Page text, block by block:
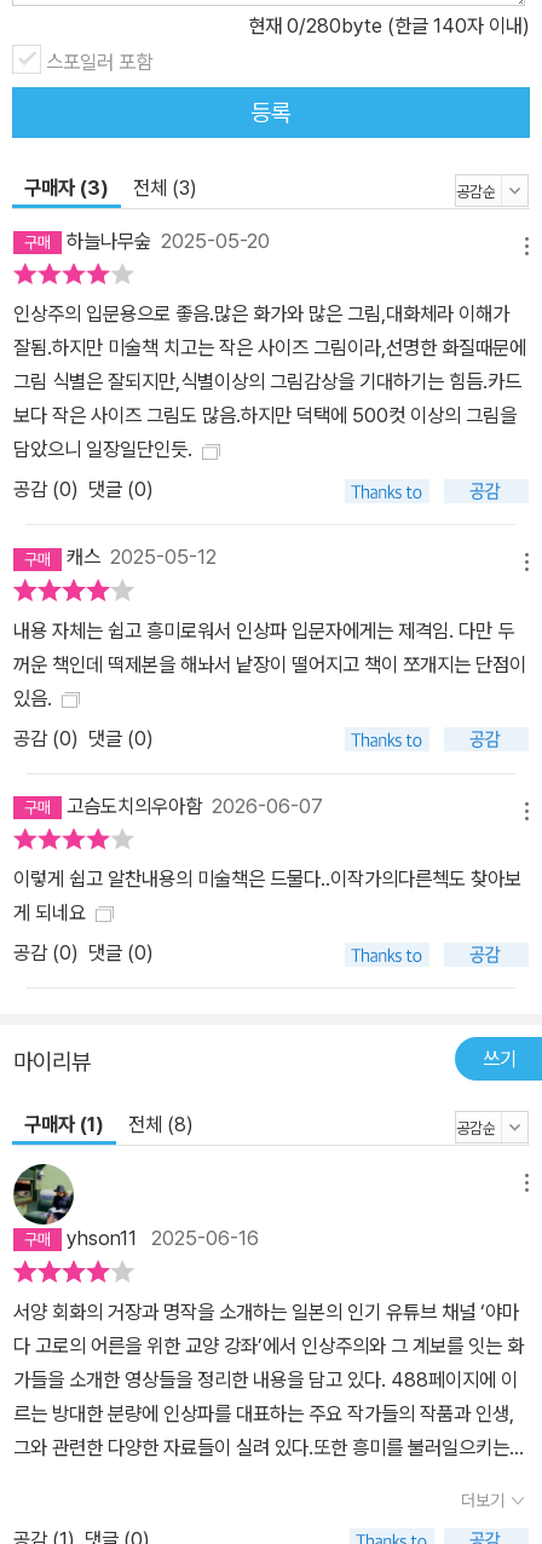
화만의 고유한 표현을 모색하는 방향으로 큰 걸음을 내디디며 20세
기 미술로 이어지는 길을 열었던 것이다. 위험하고, 에로틱하고, 위대
한 화가들의 숨은 이야기 대방출! 1부에서는 인상파보다 30년 전에
인상파 화풍의 그림을 그렸던 영국의 국민 화가 터너, 야외에서 풍경
해 자력으로 전시회를 열었던 반항아 쿠르베, 인상파 화가들이 동경
으로 도입한 부댕 등 인상파에 큰 영향을 끼친 화가 다섯 명을 소개한
다. 2부에서는 가난에 허덕이던 동료들을 지원했던 인상파 탄생의 숨
은 주역 바지유, 인상파를 대표하는 <수련> 연작의 작가 모네, 모네
와 함께 인상파의 2대 거장으로 꼽히는 르누아르, 가장 전형적인 인
상파 화가로 평가받은 시슬레, 대립하던 모네파와 드가파를 중재했던
인상파의 최고령자 피사로, 인공조명의 효과를 추구한 인상파의 이단
아 드가, 미국에 인상파를 소개한 카사트, 부르주아 문화인 서클의 중
심에 있던 모네의 모델 베르트 모리조, 인상파 동료들을 후원했던 카
유보트 등 8회에 걸친 인상파 그룹 전시회에 참여했던 대표적인 인상
파 화가 9명을 소개한다. 3부에서는 회화를 자연의 모방에서 해방시
킨 점묘법의 쇠라, 그림의 본질을 인식한 근대 회화의 아버지 세잔, 시
대를 한 걸음 앞서간 행보로 20세기 회화에 큰 영향을 끼친 고갱, 열
정과 고뇌가 너무 강한 나머지 왜곡된 그림을 그릴 수밖에 없었던 고
흐 등 인상파 이후 약 20년간 새로운 흐름을 열며 20세기 회화를 잇
는 가교 역할을 했던 포스트 인상주의 화가 4명을 소개한다. 각 장에
은 물론, 서로를 돕고 영향을 주고받으며 인상주의를 일궈낸 이들의
감동적인 인생 이야기가 담겨 있다. 500여 점의 그림과 자료 수록,
대화 형식의 본문 구성 등 새로운 형식의 미술 교양서! 읽으면서 곧바
로 이해하는 세상에서 제일 쉬운 인상파 강의! 이 책은 488페이지에
생, 그와 관련한 다양한 자료들이 실려 있다. 또한 흥미를 불러일으키
상파를 대표하는 작품의 특징과 화가의 인생을 쉽게 이해할 수 있도
록 돕는다. 화가들 사이의 관계를 한눈에 알 수 있는 다양한 도해와 상
자연스레 교양 지식을 함께 얻을 수 있도록 구성하였다. 현재 저자 야
마다 고로의 유튜브 채널 구독자 수는 66만 명 이상을 기록 중이며,
인상파를 다룬 이 책은 출간 직후 일본 아마존 미술사 베스트셀러 1위
를 차지하기도 했다.
현재 0/280byte (한글 140자 이내)
스포일러 포함
등록
구매자 (3) 전체 (3)
하늘나무숲 2025-05-20
인상주의 입문용으로 좋음.많은 화가와 많은 그림,대화체라 이해가
잘됨.하지만 미술책 치고는 작은 사이즈 그림이라,선명한 화질때문에
그림 식별은 잘되지만,식별이상의 그림감상을 기대하기는 힘듬.카드
보다 작은 사이즈 그림도 많음.하지만 덕택에 500컷 이상의 그림을
담았으니 일장일단인듯.
공감 (0) 댓글 (0)
캐스 2025-05-12
내용 자체는 쉽고 흥미로워서 인상파 입문자에게는 제격임. 다만 두
꺼운 책인데 떡제본을 해놔서 낱장이 떨어지고 책이 쪼개지는 단점이
있음.
공감 (0) 댓글 (0)
고슴도치의우아함2026-06-07
이렇게 쉽고 알찬내용의 미술책은 드물다..이작가의다른첵도 찾아보
게 되네요
공감 (0) 댓글 (0)
마이리뷰 쓰기
구매자 (1) 전체 (8)
yhson11 2025-06-16
서양 회화의 거장과 명작을 소개하는 일본의 인기 유튜브 채널 ‘야마
다 고로의 어른을 위한 교양 강좌’에서 인상주의와 그 계보를 잇는 화
가들을 소개한 영상들을 정리한 내용을 담고 있다. 488페이지에 이
르는 방대한 분량에 인상파를 대표하는 주요 작가들의 작품과 인생,
그와 관련한 다양한 자료들이 실려 있다.​또한 흥미를 불러일으키는
파를 대표하는 작품의 특징과 화가의 인생을 쉽게 이해할 수 있도록
더보기
공감 (1) 댓글 (0)